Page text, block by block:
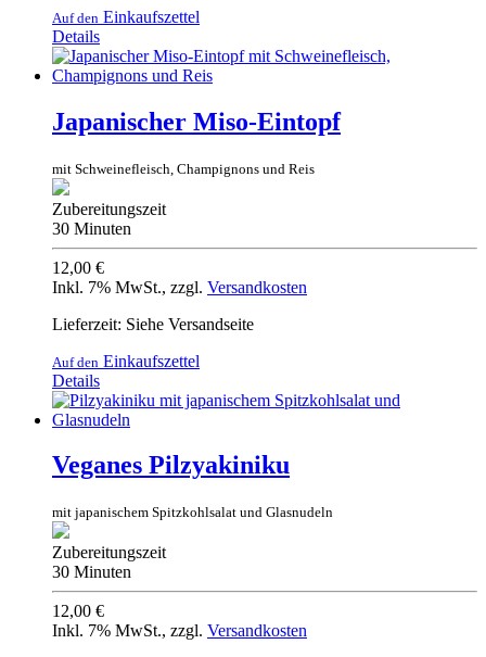
Auf den Einkaufszettel
Details
Japanischer Miso-Eintopf
mit Schweinefleisch, Champignons und Reis
Zubereitungszeit
30 Minuten
12,00 €
Inkl. 7% MwSt., zzgl. Versandkosten
Lieferzeit: Siehe Versandseite
Auf den Einkaufszettel
Details
Veganes Pilzyakiniku
mit japanischem Spitzkohlsalat und Glasnudeln
Zubereitungszeit
30 Minuten
12,00 €
Inkl. 7% MwSt., zzgl. Versandkosten